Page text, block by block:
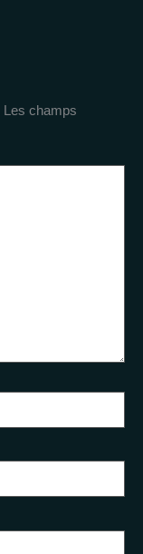
Les champs